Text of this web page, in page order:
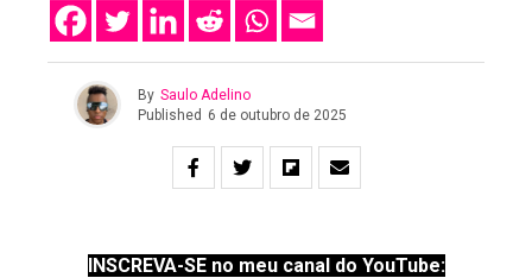
By Saulo Adelino
Published 6 de outubro de 2025
INSCREVA-SE no meu canal do YouTube: